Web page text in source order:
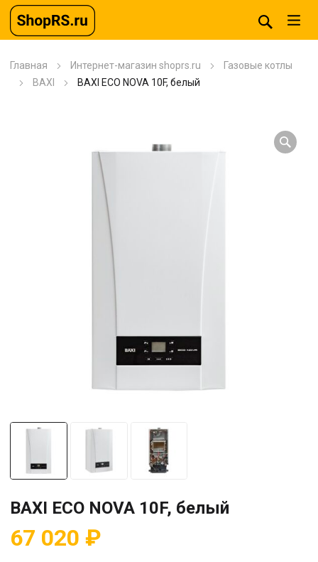
Главная Интернет-магазин shoprs.ru
Газовые котлы
BAXI
BAXI ECO NOVA 10F, белый
BAXI ECO NOVA 10F, белый
67 020 ₽